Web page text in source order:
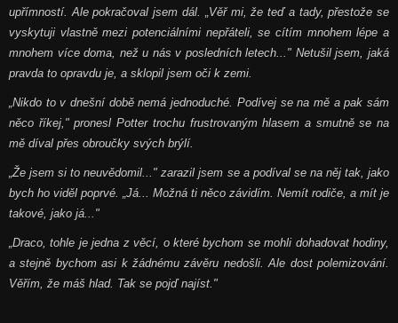
upřímností. Ale pokračoval jsem dál. „Věř mi, že teď a tady, přestože se
vyskytuji vlastně mezi potenciálními nepřáteli, se cítím mnohem lépe a
mnohem více doma, než u nás v posledních letech..." Netušil jsem, jaká
pravda to opravdu je, a sklopil jsem oči k zemi.
„Nikdo to v dnešní době nemá jednoduché. Podívej se na mě a pak sám
něco říkej," pronesl Potter trochu frustrovaným hlasem a smutně se na
mě díval přes obroučky svých brýlí.
„Že jsem si to neuvědomil..." zarazil jsem se a podíval se na něj tak, jako
bych ho viděl poprvé. „Já... Možná ti něco závidím. Nemít rodiče, a mít je
takové, jako já..."
„Draco, tohle je jedna z věcí, o které bychom se mohli dohadovat hodiny,
a stejně bychom asi k žádnému závěru nedošli. Ale dost polemizování.
Věřím, že máš hlad. Tak se pojď najíst."